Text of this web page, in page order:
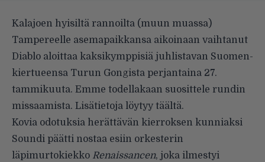
Kalajoen hyisiltä rannoilta (muun muassa)
Tampereelle asemapaikkansa aikoinaan vaihtanut
Diablo aloittaa kaksikymppisiä juhlistavan Suomen-
kiertueensa Turun Gongista perjantaina 27.
tammikuuta. Emme todellakaan suosittele rundin
missaamista. Lisätietoja löytyy täältä.
Kovia odotuksia herättävän kierroksen kunniaksi
Soundi päätti nostaa esiin orkesterin
läpimurtokiekko Renaissancen, joka ilmestyi